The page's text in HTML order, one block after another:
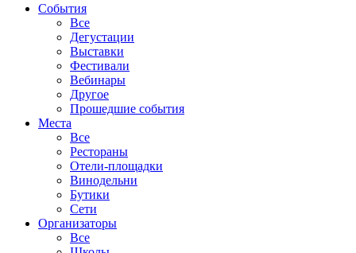
События
Все
Дегустации
Выставки
Фестивали
Вебинары
Другое
Прошедшие события
Места
Все
Рестораны
Отели-площадки
Винодельни
Бутики
Сети
Организаторы
Все